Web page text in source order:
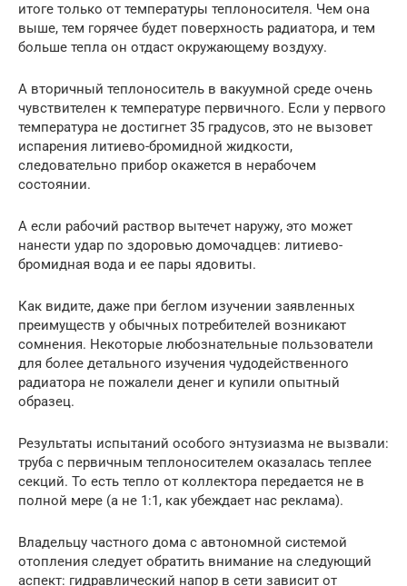
итоге только от температуры теплоносителя. Чем она
выше, тем горячее будет поверхность радиатора, и тем
больше тепла он отдаст окружающему воздуху.
А вторичный теплоноситель в вакуумной среде очень
чувствителен к температуре первичного. Если у первого
температура не достигнет 35 градусов, это не вызовет
испарения литиево-бромидной жидкости,
следовательно прибор окажется в нерабочем
состоянии.
А если рабочий раствор вытечет наружу, это может
нанести удар по здоровью домочадцев: литиево-
бромидная вода и ее пары ядовиты.
Как видите, даже при беглом изучении заявленных
преимуществ у обычных потребителей возникают
сомнения. Некоторые любознательные пользователи
для более детального изучения чудодейственного
радиатора не пожалели денег и купили опытный
образец.
Результаты испытаний особого энтузиазма не вызвали:
труба с первичным теплоносителем оказалась теплее
секций. То есть тепло от коллектора передается не в
полной мере (а не 1:1, как убеждает нас реклама).
Владельцу частного дома с автономной системой
отопления следует обратить внимание на следующий
аспект: гидравлический напор в сети зависит от